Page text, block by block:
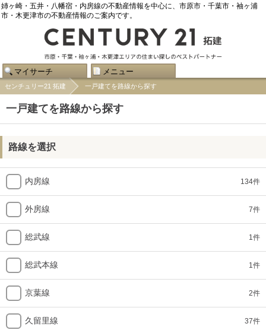
姉ヶ崎・五井・八幡宿・内房線の不動産情報を中心に、市原市・千葉市・袖ヶ浦
市・木更津市の不動産情報のご案内です。
メニュー
マイサーチ
センチュリー21 拓建 一戸建てを路線から探す
一戸建てを路線から探す
路線を選択
内房線 134件
外房線 7件
総武線 1件
総武本線 1件
京葉線 2件
久留里線 37件